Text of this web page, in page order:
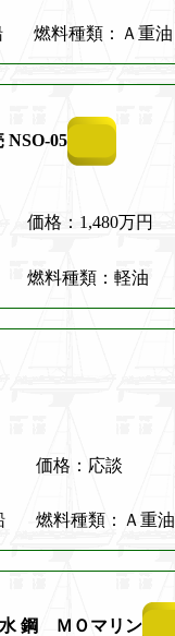
燃料種類：Ａ重油
NSO-05
価格：1,480万円
燃料種類：軽油
価格：応談
燃料種類：Ａ重油
鋼 ＭＯマリン